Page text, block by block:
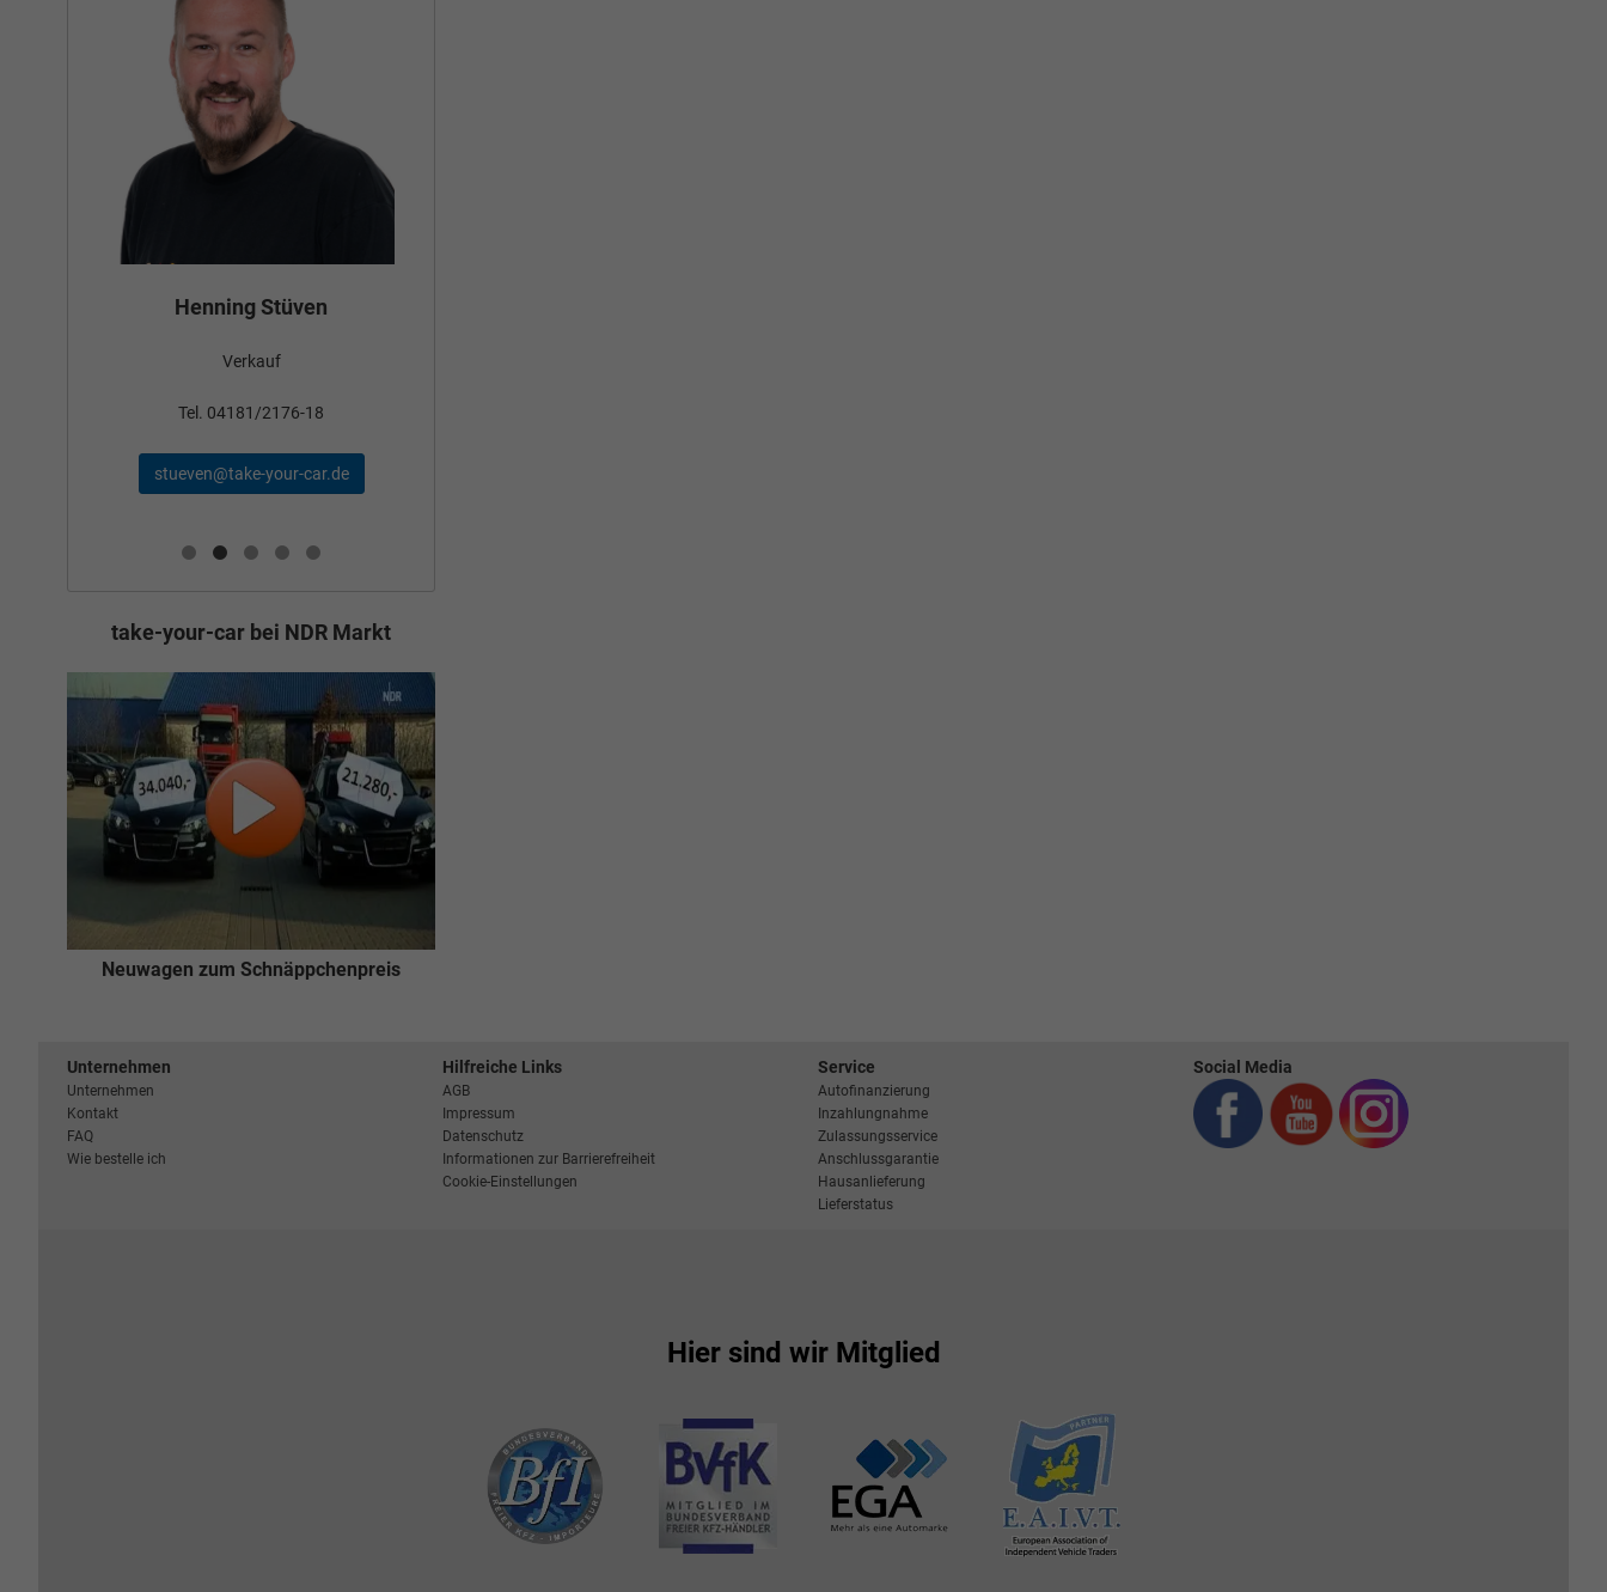
Henning Stüven
Verkauf
Tel. 04181/2176-18
stueven@take-your-car.de
take-your-car bei NDR Markt
Neuwagen zum Schnäppchenpreis
Unternehmen
Unternehmen
Kontakt
FAQ
Wie bestelle ich
Hilfreiche Links
AGB
Impressum
Datenschutz
Informationen zur Barrierefreiheit
Cookie-Einstellungen
Service
Autofinanzierung
Inzahlungnahme
Zulassungsservice
Anschlussgarantie
Hausanlieferung
Lieferstatus
Social Media
Hier sind wir Mitglied